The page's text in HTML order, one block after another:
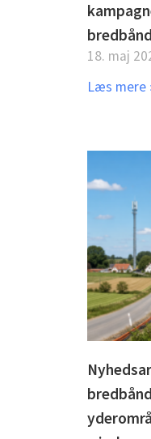
18. maj
Læs mere